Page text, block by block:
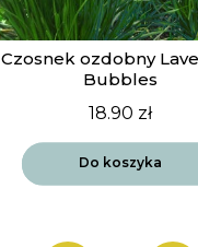
Czosnek ozdobny
Bubbles
18.90 zł
Do koszyka